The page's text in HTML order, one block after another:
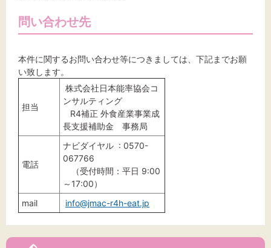
問い合わせ先
本件に関するお問い合わせ等につきましては、下記までお願
い致します。
担当
株式会社日本能率協会コ
ンサルティング
R4補正 外食産業事業成
長支援補助金 事務局
電話
ナビダイヤル : 0570-
067766
（受付時間：平日 9:00
～17:00）
mail
info@jmac-r4h-eat.jp